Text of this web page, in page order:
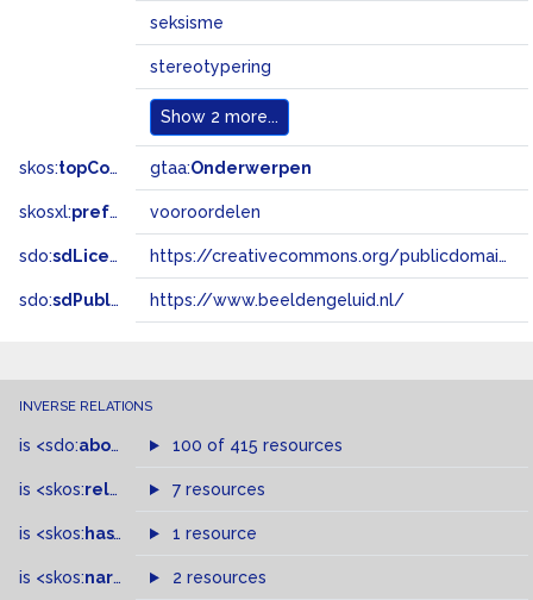
seksisme
stereotypering
Show 2 more...
skos:topConceptOf gtaa:Onderwerpen
skosxl:prefLabel vooroordelen
sdo:sdLicense https://creativecommons.org/publicdomain/zero/1.0/
sdo:sdPublisher https://www.beeldengeluid.nl/
INVERSE RELATIONS
is <sdo:about of 100 of 415 resources
is <skos:related > of
7 resources
is <skos: hasTopConcept >of
1 resource
is <skos:narrowMatch >of
2 resources